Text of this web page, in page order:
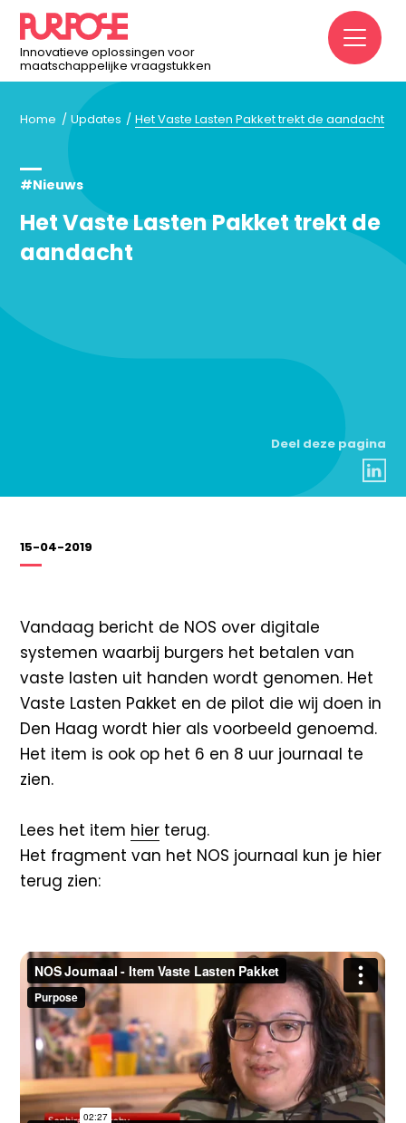
Innovatieve oplossingen voor
maatschappelijke vraagstukken
Home Updates Het Vaste Lasten Pakket trekt de aandacht
#Nieuws
Het Vaste Lasten Pakket trekt de
aandacht
Deel deze pagina
15-04-2019
Vandaag bericht de NOS over digitale
systemen waarbij burgers het betalen van
vaste lasten uit handen wordt genomen. Het
Vaste Lasten Pakket en de pilot die wij doen in
Den Haag wordt hier als voorbeeld genoemd.
Het item is ook op het 6 en 8 uur journaal te
zien.
Lees het item hier terug.
Het fragment van het NOS journaal kun je hier
terug zien: